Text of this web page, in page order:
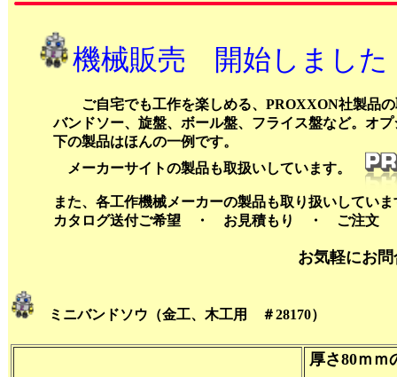
機械販売 開始しました
ご自宅でも工作を楽しめる、PROXXON社製品の取
バンドソー、旋盤、ボール盤、フライス盤など。オプ
下の製品はほんの一例です。
メーカーサイトの製品も取扱いしています。
また、各工作機械メーカーの製品も取り扱いしてい
カタログ送付ご希望 ・ お見積もり ・ ご注文 ・
お気軽にお問合せ下
ミニバンドソウ（金工、木工用 ＃28170）
厚さ80ｍｍ